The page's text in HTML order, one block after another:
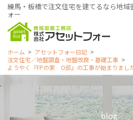
練馬・板橋で注文住宅を建てるなら地域
ォー
ホーム
アセットフォー日記
注文住宅／地盤調査・地盤改良・基礎工事
ようやく『FPの家 O邸』の工事が始まりました
blog